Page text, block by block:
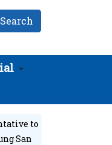
Search
to
San